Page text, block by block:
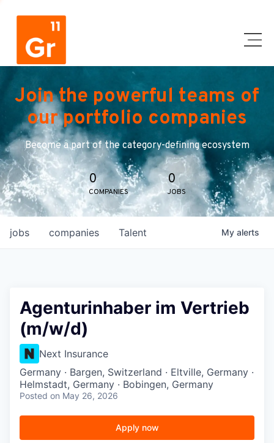
Join the powerful teams of
our portfolio companies
Become a part of the category-defining ecosystem
0
COMPANIES
0
JOBS
jobs companies Talent My alerts
Agenturinhaber im Vertrieb
(m/w/d)
Next Insurance
Germany · Bargen, Switzerland · Eltville, Germany ·
Helmstadt, Germany · Bobingen, Germany
Posted on May 26, 2026
Apply now